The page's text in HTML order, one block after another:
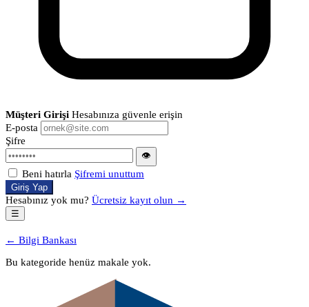
Müşteri Girişi Hesabınıza güvenle erişin
E-posta
Şifre
👁
Beni hatırla Şifremi unuttum
Giriş Yap
Hesabınız yok mu? Ücretsiz kayıt olun →
☰
← Bilgi Bankası
Bu kategoride henüz makale yok.